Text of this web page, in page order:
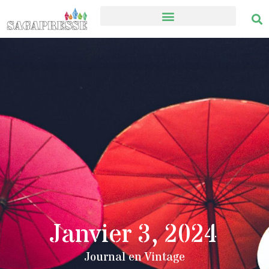
Janvier 3, 2024
Journal en Vintage